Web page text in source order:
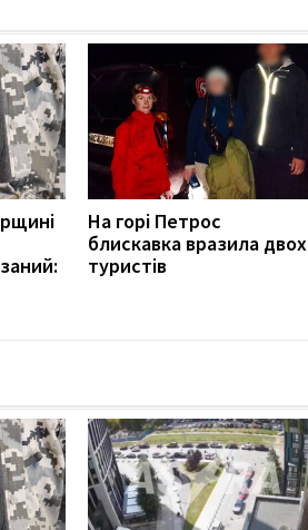
На горі Петрос
блискавка вразила двох
туристів